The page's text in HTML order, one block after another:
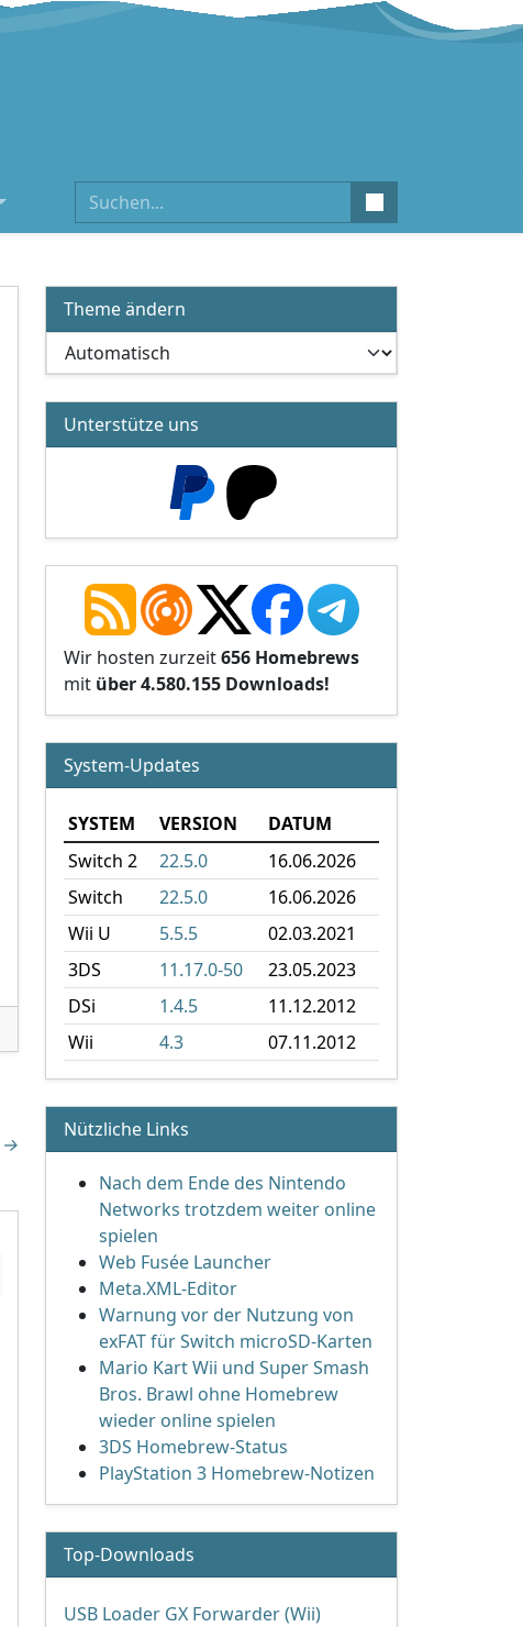
Suchen
→
Theme ändern
Unterstütze uns
Wir hosten zurzeit656 Homebrews
mit über 4.580.155 Downloads!
System-Updates
SYSTEM VERSION
DATUM
Switch 2
22.5.0
16.06.2026
Switch
22.5.0
16.06.2026
Wii U
5.5.5
02.03.2021
3DS
11.17.0-50
23.05.2023
DSi
1.4.5
11.12.2012
Wii
4.3 07.11.2012
Nützliche Links
Nach dem Ende des Nintendo
Networks trotzdem weiter online
spielen
Web Fusée Launcher
Meta.XML-Editor
Warnung vor der Nutzung von
exFAT für Switch microSD-Karten
Mario Kart Wii und Super Smash
Bros. Brawl ohne Homebrew
wieder online spielen
3DS Homebrew-Status
PlayStation 3 Homebrew-Notizen
Top-Downloads
USB Loader GX Forwarder (Wii)